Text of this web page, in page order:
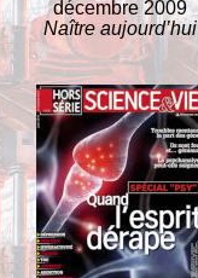
décembre 2009
Naître aujourd’hui